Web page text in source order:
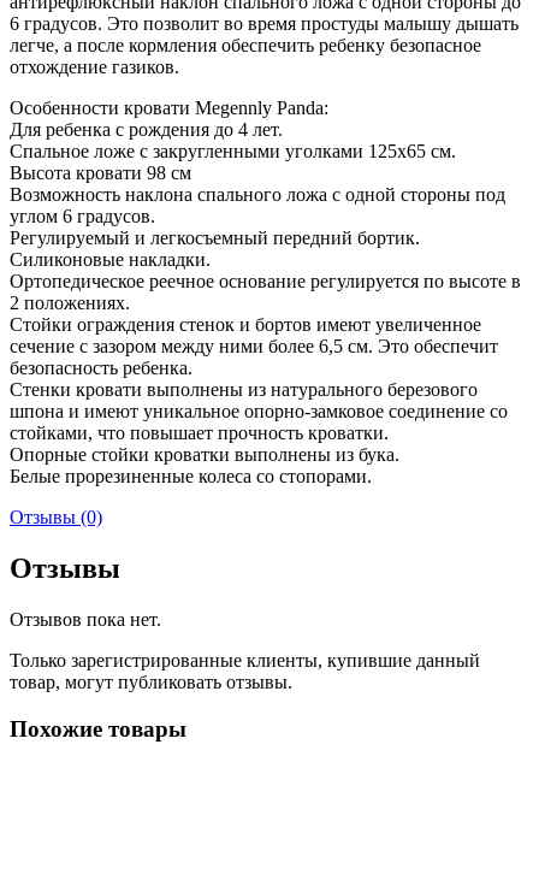
6 градусов. Это позволит во время простуды малышу дышать
легче, а после кормления обеспечить ребенку безопасное
отхождение газиков.
Особенности кровати Megennly Panda:
Для ребенка с рождения до 4 лет.
Спальное ложе с закругленными уголками 125х65 см.
Высота кровати 98 см
Возможность наклона спального ложа с одной стороны под
углом 6 градусов.
Регулируемый и легкосъемный передний бортик.
Силиконовые накладки.
Ортопедическое реечное основание регулируется по высоте в
2 положениях.
Стойки ограждения стенок и бортов имеют увеличенное
сечение с зазором между ними более 6,5 см. Это обеспечит
безопасность ребенка.
Стенки кровати выполнены из натурального березового
шпона и имеют уникальное опорно-замковое соединение со
стойками, что повышает прочность кроватки.
Опорные стойки кроватки выполнены из бука.
Белые прорезиненные колеса со стопорами.
Отзывы (0)
Отзывы
Отзывов пока нет.
Только зарегистрированные клиенты, купившие данный
товар, могут публиковать отзывы.
Похожие товары